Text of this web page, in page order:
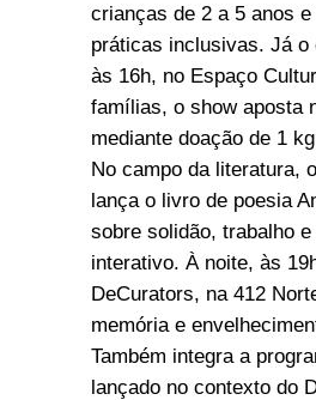
crianças de 2 a 5 anos
práticas inclusivas. Já o
às 16h, no Espaço
famílias, o show aposta
mediante doação de 1
No campo da literatura,
lança o livro de poesia
sobre solidão, trabalho
interativo. À noite, às
DeCurators, na 412
memória e
Também integra a
lançado no contexto do